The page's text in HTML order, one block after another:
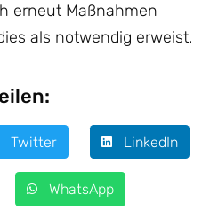
erneut Maßnahmen
als notwendig erweist.
Twitter LinkedIn
WhatsApp